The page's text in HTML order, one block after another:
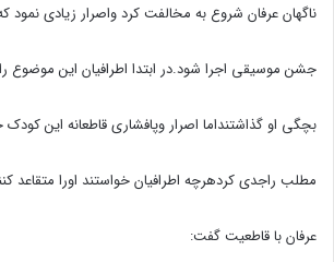
ناگهان عرفان شروع به مخالفت کرد واصرار زیادی نمود
جشن موسیقی اجرا شود.در ابتدا اطرافیان این موضوع
بچگی او گذاشتنداما اصرار وپافشاری قاطعانه این
مطلب راجدی کردهرچه اطرافیان خواستند اورا متقاعد
عرفان با قاطعیت گفت: